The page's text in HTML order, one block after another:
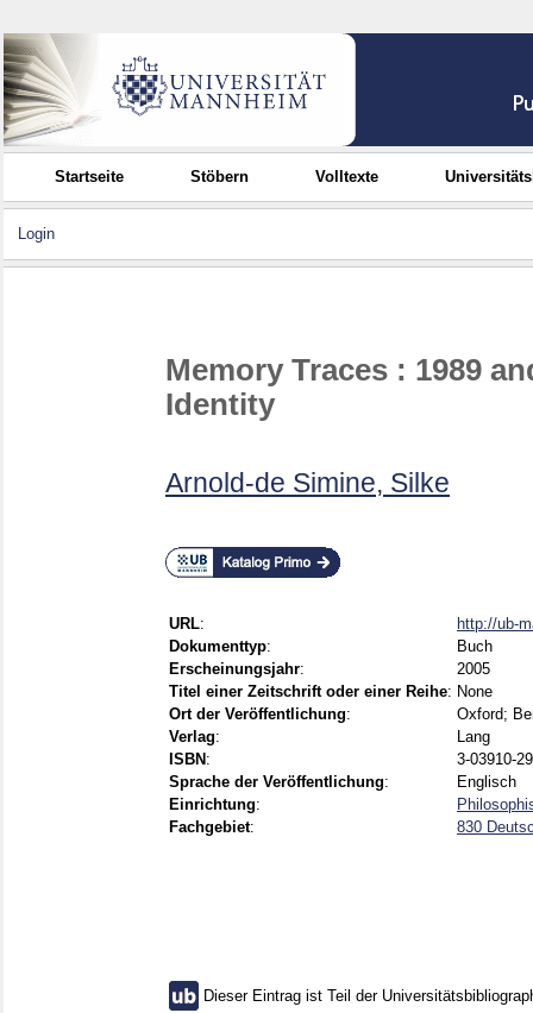
Startseite Stöbern Volltexte
Login
Memory Traces : 1989
Identity
Arnold-de Simine, Silke
URL:
http://ub-
Dokumenttyp:
Buch
Erscheinungsjahr:
2005
Titel einer Zeitschrift oder einer Reihe: None
Ort der Veröffentlichung:
Oxford;
Verlag:
Lang
ISBN :
3-03910-
Sprache der Veröffentlichung:
Englisch
Einrichtung:
Fachgebiet: 830
Dieser Eintrag ist Teil der